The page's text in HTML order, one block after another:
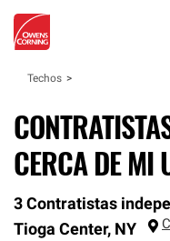
Techos
CERCA DE MI
3 Contratistas
Tioga Center, NY